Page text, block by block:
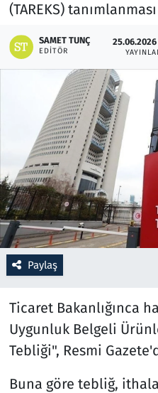
(TAREKS)
SAMET TUNÇ
EDITÖR
Paylaş
Ticaret Bakanlığınca
Uygunluk Belgeli
Tebliği", Resmi
Buna göre tebliğ,
Otomobil
Oyun
Ramazan
Resmi İlanlar
Rüya Tabirleri
Sağlık
Savunma Sanayi
Seçim 2023
Spor
Teknoloji ve Bilim
Televizyon